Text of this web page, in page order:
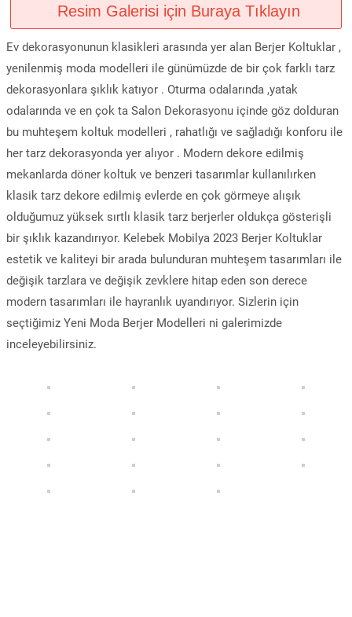
Resim Galerisi için Buraya Tıklayın
Ev dekorasyonunun klasikleri arasında yer alan Berjer Koltuklar ,
yenilenmiş moda modelleri ile günümüzde de bir çok farklı tarz
dekorasyonlara şıklık katıyor . Oturma odalarında ,yatak
odalarında ve en çok ta Salon Dekorasyonu içinde göz dolduran
bu muhteşem koltuk modelleri , rahatlığı ve sağladığı konforu ile
her tarz dekorasyonda yer alıyor . Modern dekore edilmiş
mekanlarda döner koltuk ve benzeri tasarımlar kullanılırken
klasik tarz dekore edilmiş evlerde en çok görmeye alışık
olduğumuz yüksek sırtlı klasik tarz berjerler oldukça gösterişli
bir şıklık kazandırıyor. Kelebek Mobilya 2023 Berjer Koltuklar
estetik ve kaliteyi bir arada bulunduran muhteşem tasarımları ile
değişik tarzlara ve değişik zevklere hitap eden son derece
modern tasarımları ile hayranlık uyandırıyor. Sizlerin için
seçtiğimiz Yeni Moda Berjer Modelleri ni galerimizde
inceleyebilirsiniz.